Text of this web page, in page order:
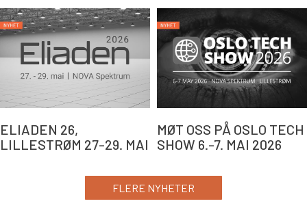
ELIADEN 26,
LILLESTRØM 27-29. MAI
MØT OSS PÅ OSLO TECH
SHOW 6.-7. MAI 2026
FLERE NYHETER